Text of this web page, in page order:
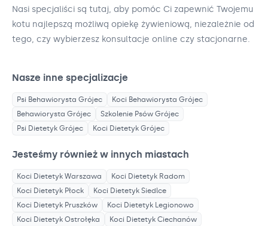
Nasi specjaliści są tutaj, aby pomóc Ci zapewnić Twojemu
kotu najlepszą możliwą opiekę żywieniową, niezależnie od
tego, czy wybierzesz konsultacje online czy stacjonarne.
Nasze inne specjalizacje
Psi Behawiorysta Grójec Koci Behawiorysta Grójec
Behawiorysta Grójec Szkolenie Psów Grójec
Psi Dietetyk Grójec Koci Dietetyk Grójec
Jesteśmy również w innych miastach
Koci Dietetyk Warszawa Koci Dietetyk Radom
Koci Dietetyk Płock Koci Dietetyk Siedlce
Koci Dietetyk Pruszków Koci Dietetyk Legionowo
Koci Dietetyk Ostrołęka Koci Dietetyk Ciechanów